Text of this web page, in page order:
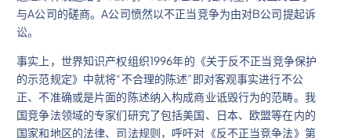
与A公司的磋商。A公司愤然以不正当竞争为由对B公司提起诉
讼。
事实上，世界知识产权组织1996年的《关于反不正当竞争保护
的示范规定》中就将“不合理的陈述”即对客观事实进行不公
正、不准确或是片面的陈述纳入构成商业诋毁行为的范畴。我
国竞争法领域的专家们研究了包括美国、日本、欧盟等在内的
国家和地区的法律、司法规则，呼吁对《反不正当竞争法》第